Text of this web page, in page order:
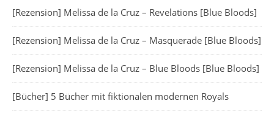
[Rezension] Melissa de la Cruz – Revelations [Blue Bloods]
[Rezension] Melissa de la Cruz – Masquerade [Blue Bloods]
[Rezension] Melissa de la Cruz – Blue Bloods [Blue Bloods]
[Bücher] 5 Bücher mit fiktionalen modernen Royals